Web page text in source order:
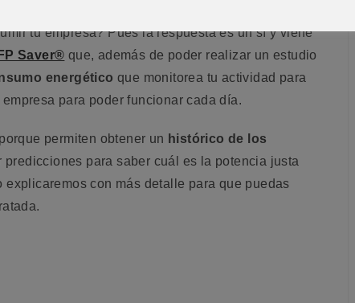
necesitas? ¿Es posible
tu empresa? Pues la respuesta es un sí y viene
FP Saver® que, además de poder realizar un estudio
energético que monitorea tu actividad para
para poder funcionar cada día.
permiten obtener un histórico de los
predicciones para saber cuál es la potencia justa
con más detalle para que puedas